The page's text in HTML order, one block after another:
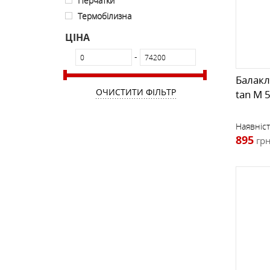
РЮКЗАКИ ФРІРАЙД, СКІТУР
ТЕРМОСИ
ПРОМАЛЬП
КОМПАСИ
ШКАРПЕТКИ
ФРІРАЙД, СКІ-ТУР
Термобілизна
ЦІНА
-
ОЧИСТИТИ ФІЛЬТР
tan M
895